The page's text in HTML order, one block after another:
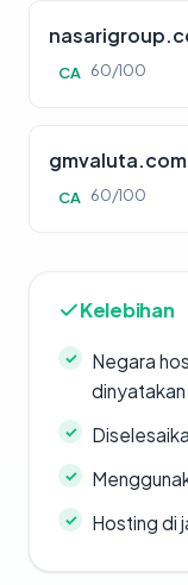
CA 60/100
gmvaluta.com
CA 60/100
Kelebihan
Negara
dinyatakan
Hosting di